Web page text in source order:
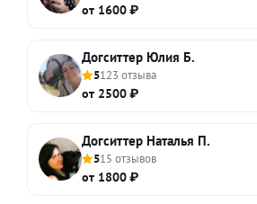
от 1600 ₽
Догситтер Юлия Б.
5123 отзыва
от 2500 ₽
Догситтер Наталья П.
515 отзывов
от 1800 ₽